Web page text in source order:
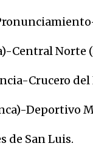
Central Norte
Crucero del
Deportivo
de San Luis.